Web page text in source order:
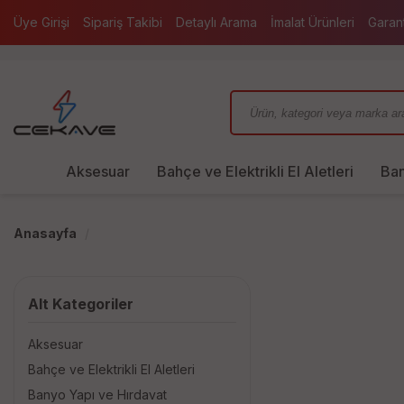
Üye Girişi Sipariş Takibi Detaylı Arama İmalat Ürünleri
Aksesuar Bahçe ve Elektrikli El Aletleri
Anasayfa
Alt Kategoriler
Aksesuar
Bahçe ve Elektrikli El Aletleri
Banyo Yapı ve Hırdavat